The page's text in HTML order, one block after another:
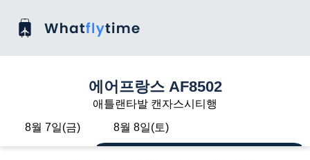
에어프랑스 AF8502
애틀랜타발 캔자스시티행
8월 7일(금)
8월 8일(토)